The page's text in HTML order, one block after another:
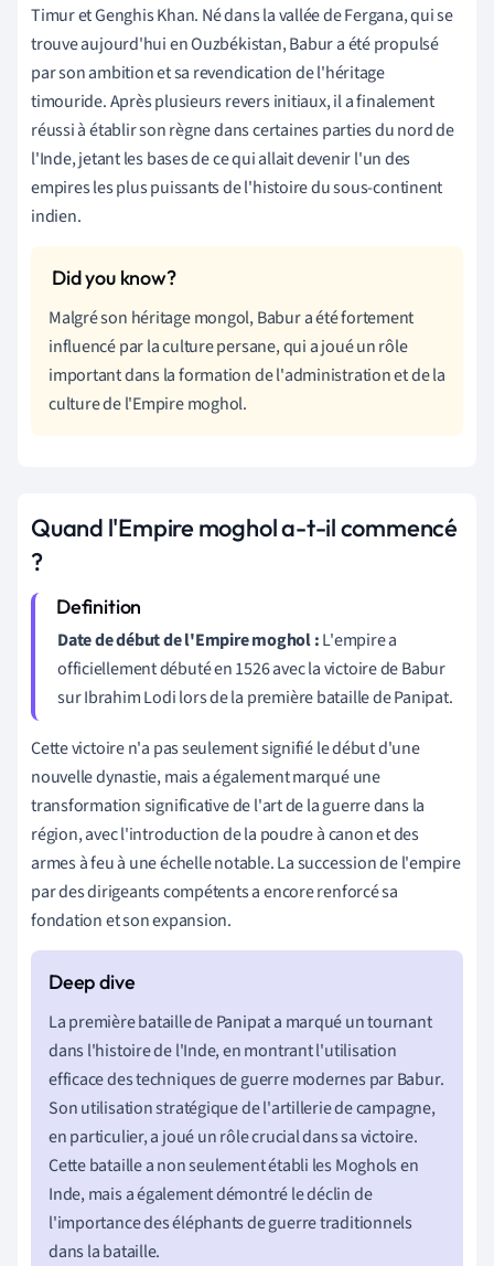
Timur et Genghis Khan. Né dans la vallée de Fergana, qui se
trouve aujourd'hui en Ouzbékistan, Babur a été propulsé
par son ambition et sa revendication de l'héritage
timouride. Après plusieurs revers initiaux, il a finalement
réussi à établir son règne dans certaines parties du nord de
l'Inde, jetant les bases de ce qui allait devenir l'un des
empires les plus puissants de l'histoire du sous-continent
indien.
Malgré son héritage mongol, Babur a été fortement
influencé par la culture persane, qui a joué un rôle
important dans la formation de l'administration et de la
culture de l'Empire moghol.
Quand l'Empire moghol a-t-il commencé
?
Date de début de l'Empire moghol :L'empire a
officiellement débuté en 1526 avec la victoire de Babur
sur Ibrahim Lodi lors de la première bataille de Panipat.
Cette victoire n'a pas seulement signifié le début d'une
nouvelle dynastie, mais a également marqué une
transformation significative de l'art de la guerre dans la
région, avec l'introduction de la poudre à canon et des
armes à feu à une échelle notable. La succession de l'empire
par des dirigeants compétents a encore renforcé sa
fondation et son expansion.
La première bataille de Panipat a marqué un tournant
dans l'histoire de l'Inde, en montrant l'utilisation
efficace des techniques de guerre modernes par Babur.
Son utilisation stratégique de l'artillerie de campagne,
en particulier, a joué un rôle crucial dans sa victoire.
Cette bataille a non seulement établi les Moghols en
Inde, mais a également démontré le déclin de
l'importance des éléphants de guerre traditionnels
dans la bataille.